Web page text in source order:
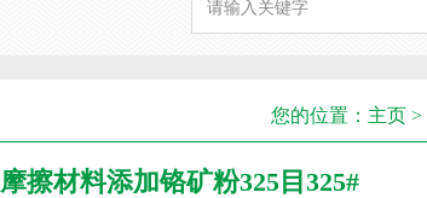
您的位置： 主页 >
摩擦材料添加铬矿粉325目325#